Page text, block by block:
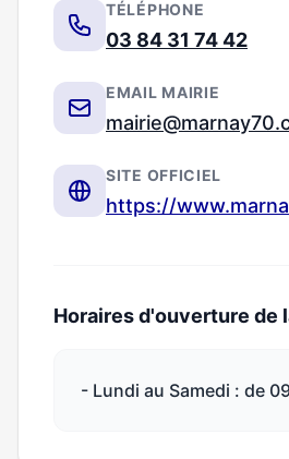
TÉLÉPHONE
03 84 31 74 42
EMAIL MAIRIE
SITE OFFICIEL
https://
Horaires d'ouverture de
- Lundi au Samedi : de